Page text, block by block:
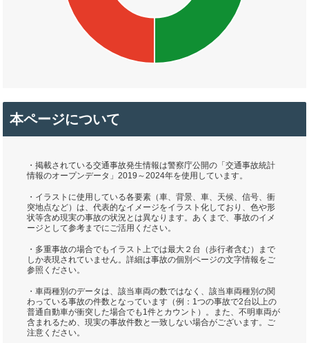
本ページについて
・掲載されている交通事故発生情報は警察庁公開の「交通事故統計
情報のオープンデータ」2019～2024年を使用しています。
・イラストに使用している各要素（車、背景、車、天候、信号、衝
突地点など）は、代表的なイメージをイラスト化しており、色や形
状等含め現実の事故の状況とは異なります。あくまで、事故のイメ
ージとして参考までにご活用ください。
・多重事故の場合でもイラスト上では最大２台（歩行者含む）まで
しか表現されていません。詳細は事故の個別ページの文字情報をご
参照ください。
・車両種別のデータは、該当車両の数ではなく、該当車両種別の関
わっている事故の件数となっています（例：1つの事故で2台以上の
普通自動車が衝突した場合でも1件とカウント）。また、不明車両が
含まれるため、現実の事故件数と一致しない場合がございます。ご
注意ください。